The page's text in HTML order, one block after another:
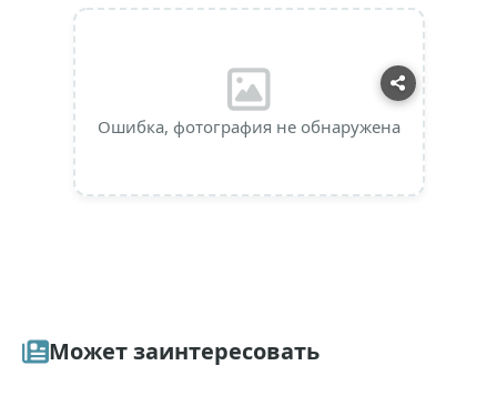
Ошибка, фотография не обнаружена
Может заинтересовать